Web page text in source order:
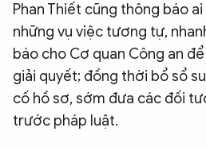
Phan Thiết cũng thông báo ai
những vụ việc tương tự,
báo cho Cơ quan Công an
giải quyết; đồng thời bổ sổ
cố hồ sơ, sớm đưa các đối
trước pháp